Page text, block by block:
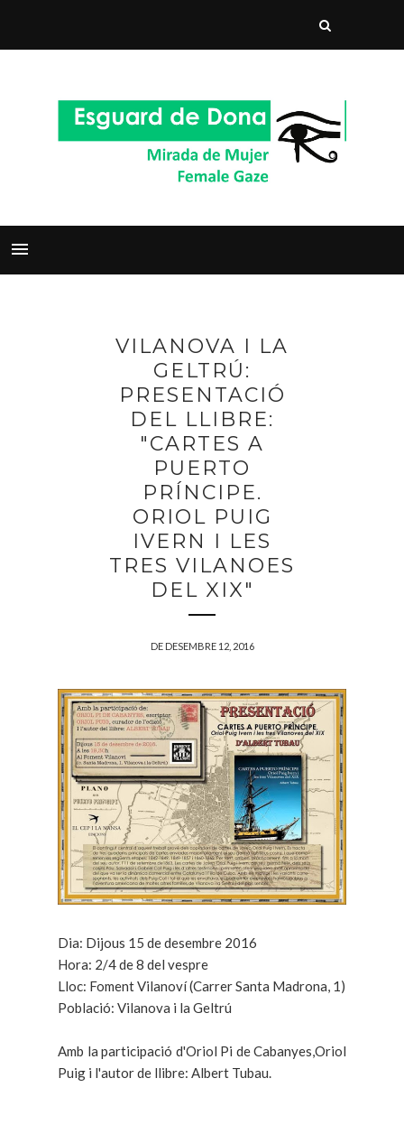
VILANOVA I LA
GELTRÚ:
PRESENTACIÓ
DEL LLIBRE:
"CARTES A
PUERTO
PRÍNCIPE.
ORIOL PUIG
IVERN I LES
TRES VILANOES
DEL XIX"
DE DESEMBRE 12, 2016
Dia: Dijous 15 de desembre 2016
Hora: 2/4 de 8 del vespre
Lloc: Foment Vilanoví (Carrer Santa Madrona, 1)
Població: Vilanova i la Geltrú
Amb la participació d'Oriol Pi de Cabanyes,Oriol
Puig i l'autor de llibre: Albert Tubau.